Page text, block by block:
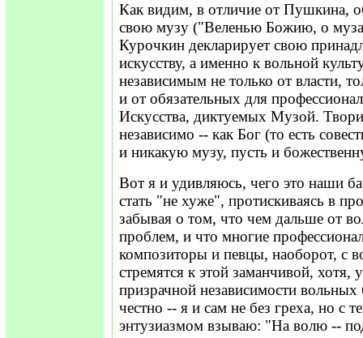
Как видим, в отличие от Пушкина,
свою музу ("Веленью Божию, о
Курочкин декларирует свою
искусству, а именно к вольной
независимым не только от власти,
и от обязательных для
Искусства, диктуемых Музой.
независимо -- как Бог (то есть
и никакую музу, пусть и
Вот я и удивляюсь, чего это наши
стать "не хуже", протискиваясь в
забывая о том, что чем дальше от
проблем, и что многие
композиторы и певцы, наоборот, с
стремятся к этой заманчивой, хотя,
призрачной независимости
честно -- я и сам не без греха, но с
энтузиазмом взываю: "На волю --